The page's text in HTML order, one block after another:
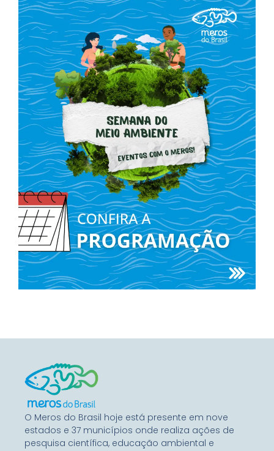
O Meros do Brasil hoje está presente em nove
estados e 37 municípios onde realiza ações de
pesquisa científica, educação ambiental e